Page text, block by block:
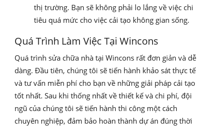
thị trường. Bạn sẽ không phải lo lắng về việc chi
tiêu quá mức cho việc cải tạo không gian sống.
Quá Trình Làm Việc Tại Wincons
Quá trình sửa chữa nhà tại Wincons rất đơn giản và dễ
dàng. Đầu tiên, chúng tôi sẽ tiến hành khảo sát thực tế
và tư vấn miễn phí cho bạn về những giải pháp cải tạo
tốt nhất. Sau khi thống nhất về thiết kế và chi phí, đội
ngũ của chúng tôi sẽ tiến hành thi công một cách
chuyên nghiệp, đảm bảo hoàn thành dự án đúng thời